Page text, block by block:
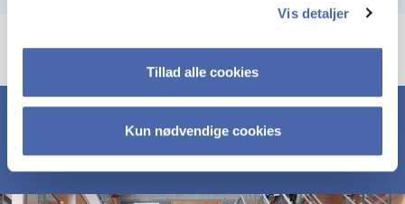
Vis detaljer
Tillad alle cookies
Kun nødvendige cookies